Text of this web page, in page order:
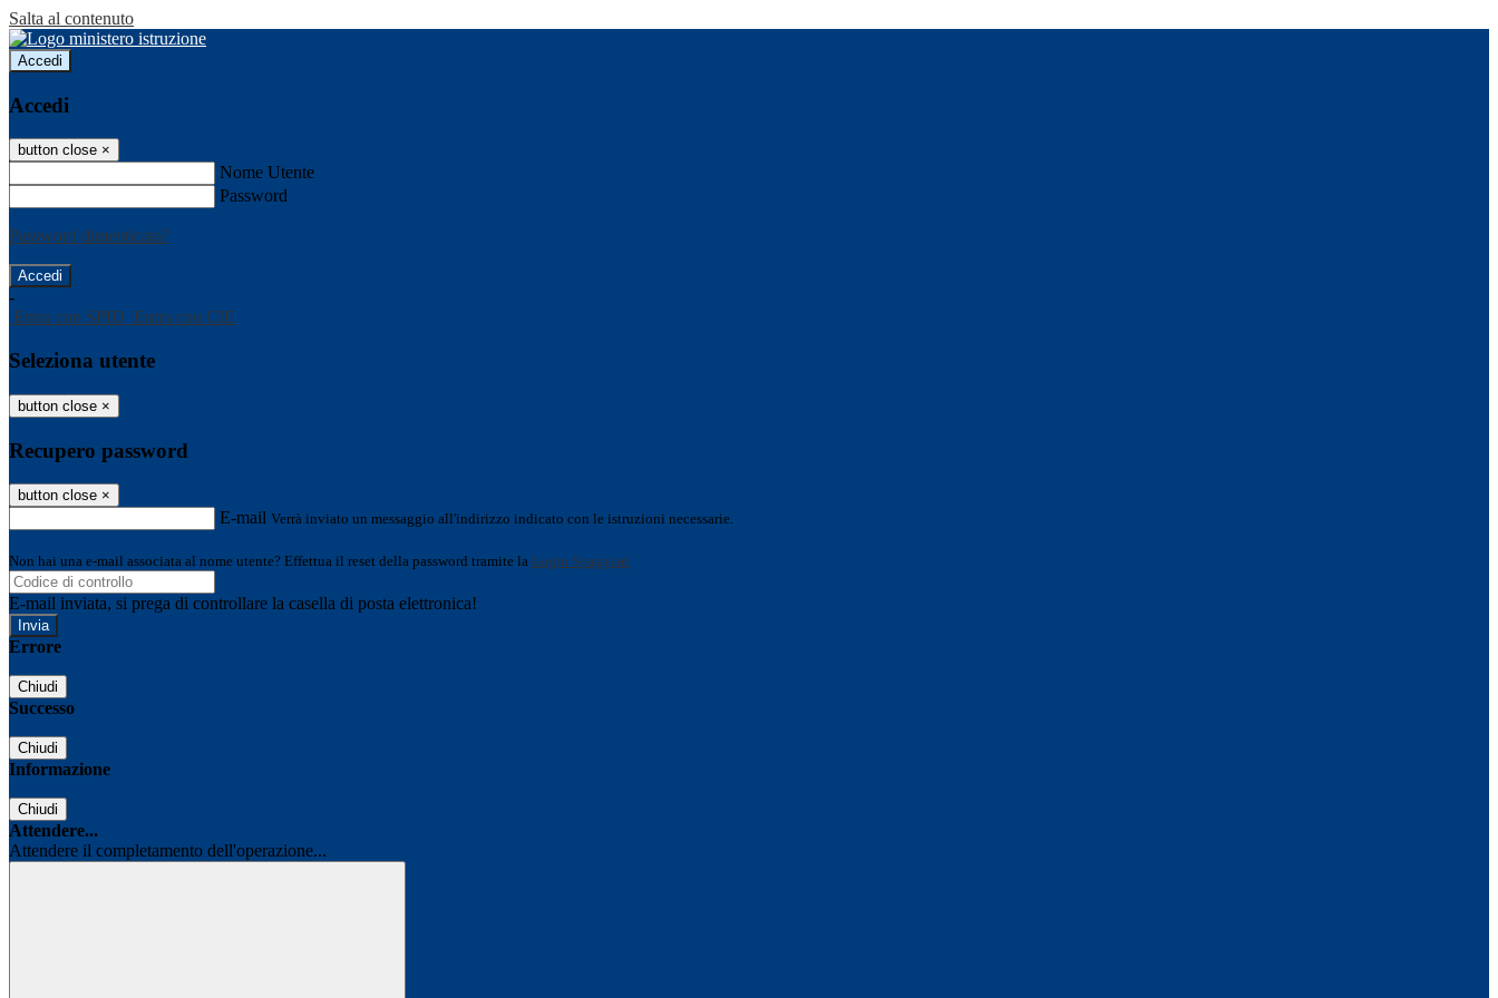
Salta al contenuto
Accedi
Accedi
button close ×
Nome Utente
Password
Password dimenticata?
-
Entra con SPID Entra con CIE
Seleziona utente
button close ×
Recupero password
button close ×
E-mail Verrà inviato un messaggio all'indirizzo indicato con le istruzioni necessarie.
Non hai una e-mail associata al nome utente? Effettua il reset della password tramite la Login Spaggiari
E-mail inviata, si prega di controllare la casella di posta elettronica!
Errore
Chiudi
Successo
Chiudi
Informazione
Chiudi
Attendere...
Attendere il completamento dell'operazione...